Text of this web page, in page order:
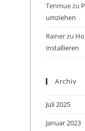
Tenmuezu
umziehen
Rainerzu
installieren
Archiv
Juli 2025
Januar 2023